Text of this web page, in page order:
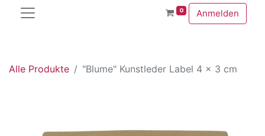
0 Anmelden
Alle Produkte "Blume" Kunstleder Label 4 x 3 cm